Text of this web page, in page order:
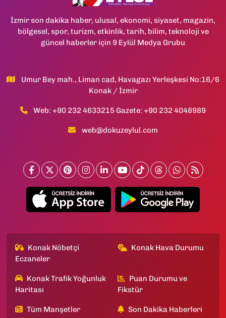
İzmir son dakika haber, ulusal, ekonomi, siyaset, magazin,
bölgesel, spor, turizm, etkinlik, tarih, bilim, teknoloji ve
güncel haberler için 9 Eylül Medya Grubu
Umur Bey mah., Liman cad, Havagazı Yerleşkesi No:16/6
Konak / İzmir
Web: +90 232 4633215 Gazete: +90 232 4048989
web@dokuzeylul.com
Konak Nöbetçi
Eczaneler
Konak Hava Durumu
Konak Trafik Yoğunluk
Haritası
Puan Durumu ve
Fikstür
Tüm Manşetler Son Dakika Haberleri